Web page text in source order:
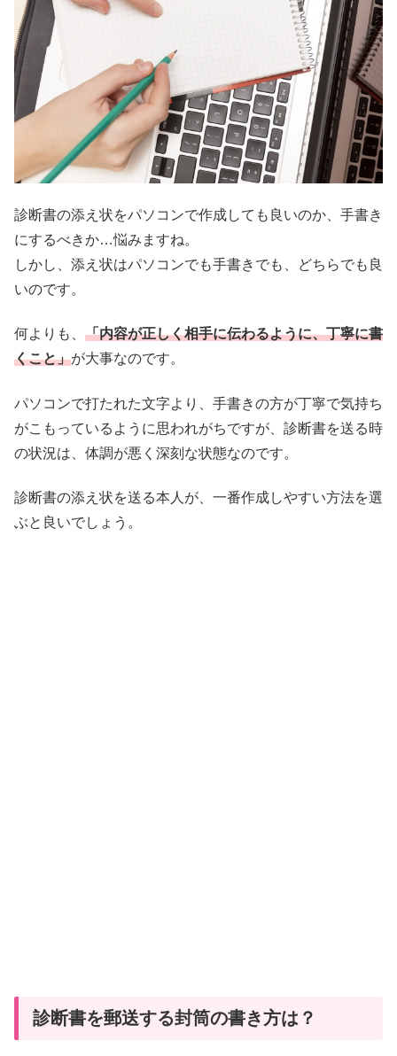
診断書の添え状をパソコンで作成しても良いのか、手書き
にするべきか…悩みますね。
しかし、添え状はパソコンでも手書きでも、どちらでも良
いのです。
何よりも、 「内容が正しく相手に伝わるように、丁寧に書
くこと」が大事なのです。
パソコンで打たれた文字より、手書きの方が丁寧で気持ち
がこもっているように思われがちですが、診断書を送る時
の状況は、体調が悪く深刻な状態なのです。
診断書の添え状を送る本人が、一番作成しやすい方法を選
ぶと良いでしょう。
診断書を郵送する封筒の書き方は？